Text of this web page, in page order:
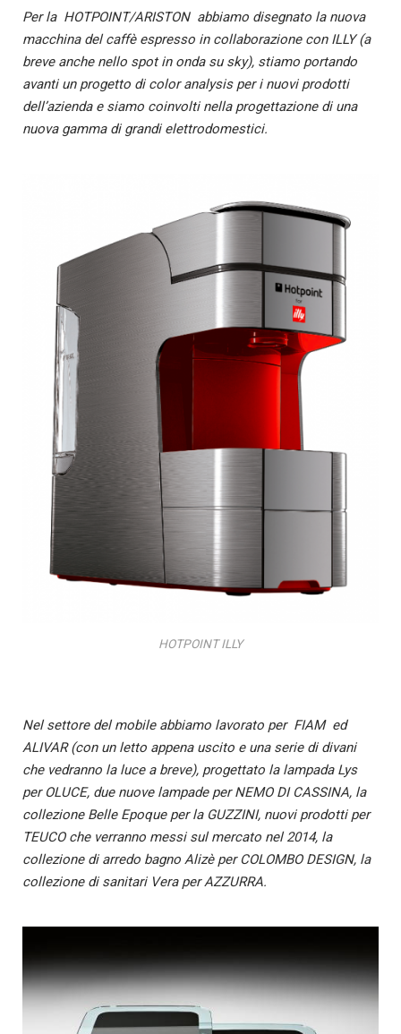
Per la HOTPOINT/ARISTON abbiamo disegnato la nuova
macchina del caffè espresso in collaborazione con ILLY (a
breve anche nello spot in onda su sky), stiamo portando
avanti un progetto di color analysis per i nuovi prodotti
dell’azienda e siamo coinvolti nella progettazione di una
nuova gamma di grandi elettrodomestici.
HOTPOINT ILLY
Nel settore del mobile abbiamo lavorato per FIAM ed
ALIVAR (con un letto appena uscito e una serie di divani
che vedranno la luce a breve), progettato la lampada Lys
per OLUCE, due nuove lampade per NEMO DI CASSINA, la
collezione Belle Epoque per la GUZZINI, nuovi prodotti per
TEUCO che verranno messi sul mercato nel 2014, la
collezione di arredo bagno Alizè per COLOMBO DESIGN, la
collezione di sanitari Vera per AZZURRA.